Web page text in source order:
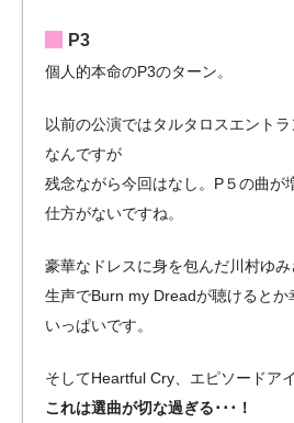
P3
個人的本命のP3のターン。
以前の公演ではタルタロスエント
なんですが
残念ながら今回はなし。P５の曲が
仕方がないですね。
豪華なドレスに身を包んだ川村ゆみ
生声でBurn my Dreadが聴けるとか
いっぱいです。
そしてHeartful Cry、エピソードア
これは選曲が切な過ぎる･･･！